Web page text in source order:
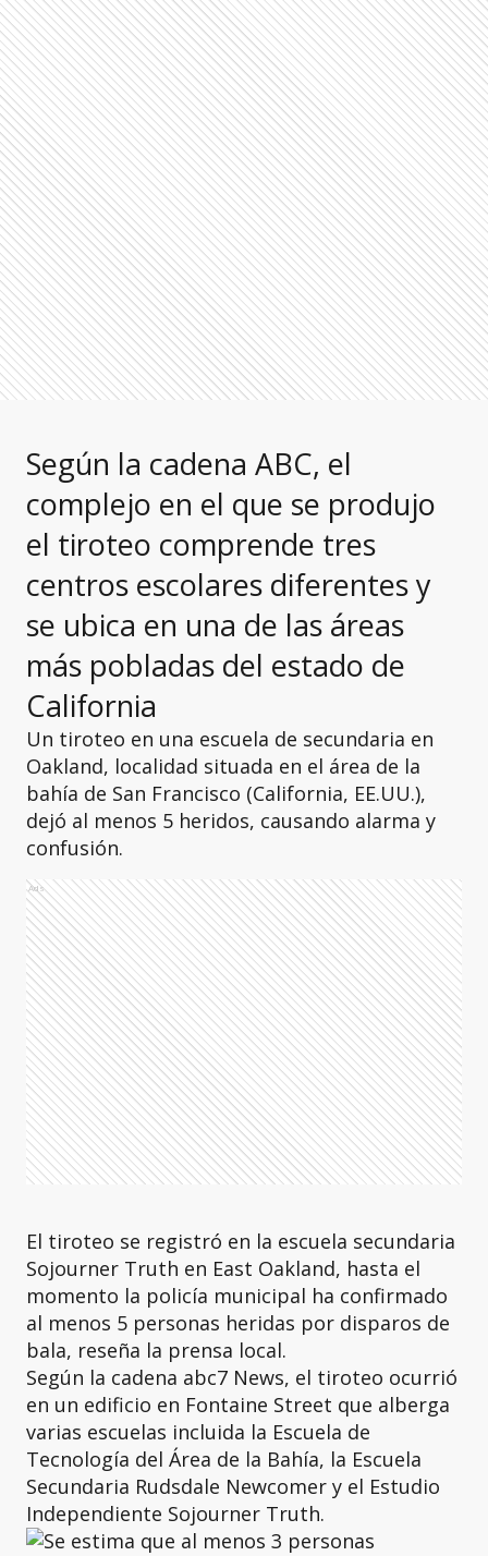
Según la cadena ABC, el
complejo en el que se produjo
el tiroteo comprende tres
centros escolares diferentes y
se ubica en una de las áreas
más pobladas del estado de
California
Un tiroteo en una escuela de secundaria en
Oakland, localidad situada en el área de la
bahía de San Francisco (California, EE.UU.),
dejó al menos 5 heridos, causando alarma y
confusión.
Ads
El tiroteo se registró en la escuela secundaria
Sojourner Truth en East Oakland, hasta el
momento la policía municipal ha confirmado
al menos 5 personas heridas por disparos de
bala, reseña la prensa local.
Según la cadena abc7 News, el tiroteo ocurrió
en un edificio en Fontaine Street que alberga
varias escuelas incluida la Escuela de
Tecnología del Área de la Bahía, la Escuela
Secundaria Rudsdale Newcomer y el Estudio
Independiente Sojourner Truth.